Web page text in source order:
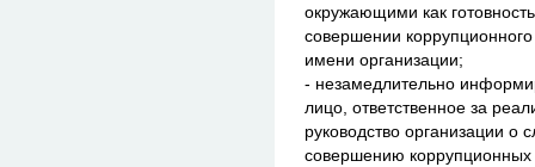
окружающими как
совершении
имени организации;
- незамедлительно
лицо, ответственное за
руководство организации о
совершению